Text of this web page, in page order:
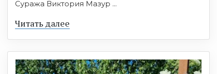
Суража Виктория Мазур ...
Читать далее